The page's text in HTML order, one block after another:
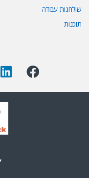
שולחנות עבודה
תוכנות